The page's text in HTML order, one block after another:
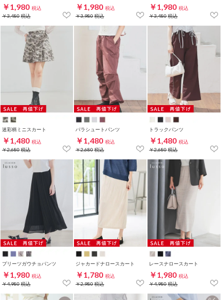
￥1,980 税込
￥3,480税込
￥1,980 税込
￥3,980税込
￥1,980 税込
￥3,480税込
迷彩柄ミニスカート
￥1,480 税込
￥2,680税込
パラシュートパンツ
￥1,480 税込
￥2,680税込
トラックパンツ
￥1,480 税込
￥2,680税込
プリーツガウチョパンツ
￥1,980 税込
￥4,980税込
ジャカードナロースカート
￥1,780 税込
￥2,980税込
レースナロースカート
￥1,980 税込
￥4,980税込